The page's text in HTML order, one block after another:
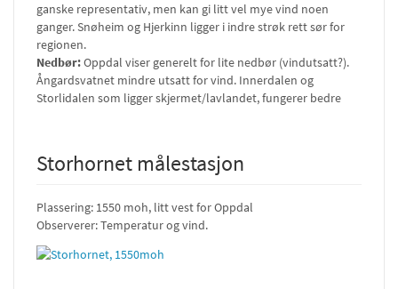
ganske representativ, men kan gi litt vel mye vind noen
ganger. Snøheim og Hjerkinn ligger i indre strøk rett sør for
regionen.
Nedbør:Oppdal viser generelt for lite nedbør (vindutsatt?).
Ångardsvatnet mindre utsatt for vind. Innerdalen og
Storlidalen som ligger skjermet/lavlandet, fungerer bedre
Storhornet målestasjon
Plassering: 1550 moh, litt vest for Oppdal
Observerer: Temperatur og vind.